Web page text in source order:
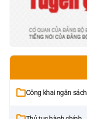
Công khai ngân sách